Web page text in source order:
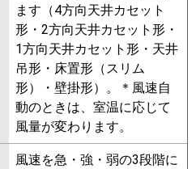
ます（4方向天井カセット
形・2方向天井カセット形・
1方向天井カセット形・天井
吊形・床置形（スリム
形）・壁掛形）。＊風速自
動のときは、室温に応じて
風量が変わります。
風速を急・強・弱の3段階に